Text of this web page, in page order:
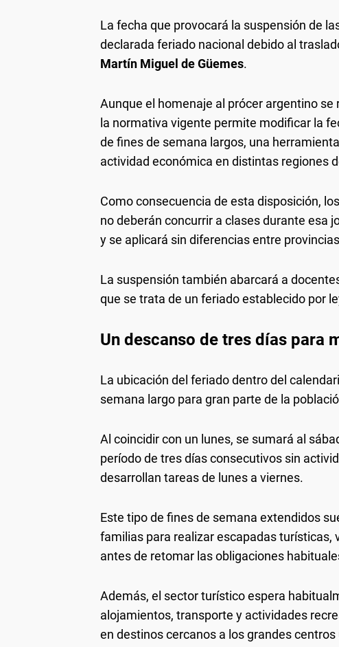
La fecha que provocará la suspensión de
declarada feriado nacional debido al
Martín Miguel de Güemes.
Aunque el homenaje al prócer argentino
la normativa vigente permite modificar la
de fines de semana largos, una
actividad económica en distintas regiones
Como consecuencia de esta disposición,
no deberán concurrir a clases durante esa
y se aplicará sin diferencias entre
La suspensión también abarcará a
que se trata de un feriado establecido por
Un descanso de tres días para
La ubicación del feriado dentro del
semana largo para gran parte de la
Al coincidir con un lunes, se sumará al
período de tres días consecutivos sin
desarrollan tareas de lunes a viernes.
Este tipo de fines de semana extendidos
familias para realizar escapadas
antes de retomar las obligaciones
Además, el sector turístico espera
alojamientos, transporte y actividades
en destinos cercanos a los grandes centros